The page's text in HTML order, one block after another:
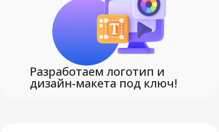
Сделано в России
МАТЕРИАЛ картон
Разработаем логотип и
дизайн-макета под ключ!